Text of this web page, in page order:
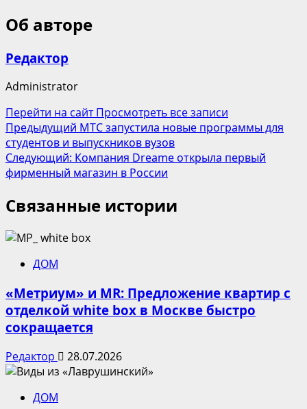
Об авторе
Редактор
Administrator
Перейти на сайтПросмотреть все записи
Навигация
записи
Предыдущий МТС запустила новые программы для
студентов и выпускников вузов
Следующий: Компания Dreame открыла первый
фирменный магазин в России
Связанные истории
ДОМ
«Метриум» и MR: Предложение квартир с
отделкой white box в Москве быстро
сокращается
Редактор 28.07.2026
ДОМ